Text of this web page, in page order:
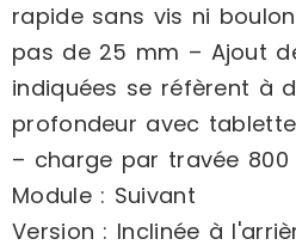
rapide sans vis ni
pas de 25 mm – Ajout
indiquées se réfèrent à
profondeur avec
– charge par travée 800
Module : Suivant
Version : Inclinée à